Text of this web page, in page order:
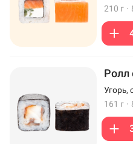
210 г ·
Ролл
Угорь,
161 г ·